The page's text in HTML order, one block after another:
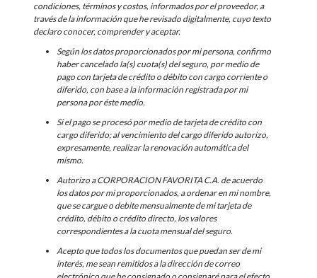
condiciones, términos y costos, informados por el proveedor, a
través de la información que he revisado digitalmente, cuyo texto
declaro conocer, comprender y aceptar.
Según los datos proporcionados por mi persona, confirmo
haber cancelado la(s) cuota(s) del seguro, por medio de
pago con tarjeta de crédito o débito con cargo corriente o
diferido, con base a la información registrada por mi
persona por éste medio.
Si el pago se procesó por medio de tarjeta de crédito con
cargo diferido; al vencimiento del cargo diferido autorizo,
expresamente, realizar la renovación automática del
mismo.
Autorizo a CORPORACION FAVORITA C.A. de acuerdo
los datos por mi proporcionados, a ordenar en mi nombre,
que se cargue o debite mensualmente de mi tarjeta de
crédito, débito o crédito directo, los valores
correspondientes a la cuota mensual del seguro.
Acepto que todos los documentos que puedan ser de mi
interés, me sean remitidos a la dirección de correo